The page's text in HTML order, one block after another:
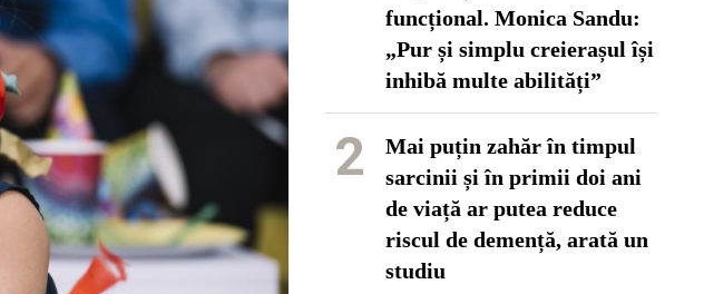
funcțional. Monica Sandu:
„Pur și simplu creierașul își
inhibă multe abilități”
2
Mai puțin zahăr în timpul
sarcinii și în primii doi ani
de viață ar putea reduce
riscul de demență, arată un
studiu